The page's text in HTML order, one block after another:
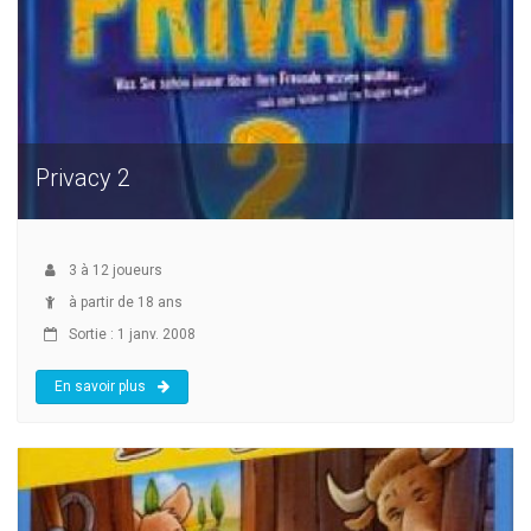
Privacy 2
3 à 12 joueurs
à partir de 18 ans
Sortie : 1 janv. 2008
En savoir plus